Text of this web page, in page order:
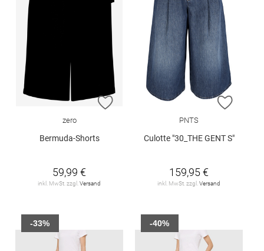
ZUR WUNSCHLISTE HINZUFÜGEN
zero
Bermuda-Shorts
59,99 €
inkl. MwSt. zzgl.Versand
ZUR
PNTS
Culotte "30_THE GENT S"
159,95 €
inkl. MwSt. zzgl.Versand
-33% -40%